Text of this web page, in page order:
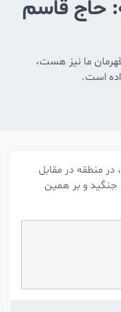
حاج قاسم
ما نیز هست،
است.
در منطقه در مقابل
جنگید و بر همین